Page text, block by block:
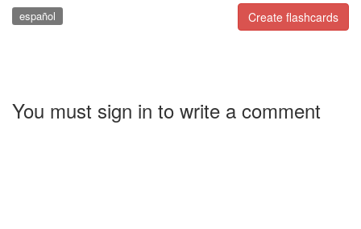
Create flashcards
español
You must sign in to write a comment